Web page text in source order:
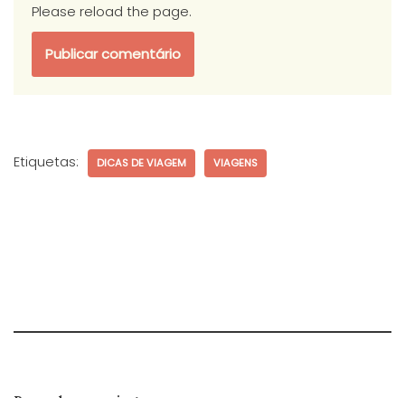
Please reload the page.
Etiquetas: DICAS DE VIAGEM VIAGENS